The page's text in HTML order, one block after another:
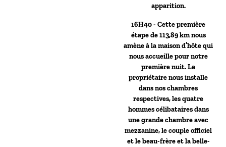
apparition.
16H40 - Cette première
étape de 113,89 km nous
amène à la maison d’hôte qui
nous accueille pour notre
première nuit. La
propriétaire nous installe
dans nos chambres
respectives, les quatre
hommes célibataires dans
une grande chambre avec
mezzanine, le couple officiel
et le beau-frère et la belle-